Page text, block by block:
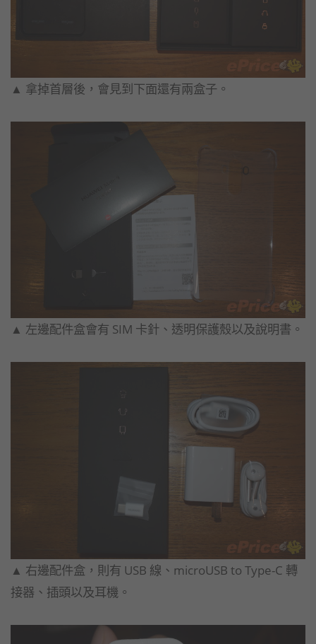
▲ 拿掉首層後，會見到下面還有兩盒子。
▲ 左邊配件盒會有 SIM 卡針、透明保護殼以及說明書。
▲ 右邊配件盒，則有 USB 線、microUSB to Type-C 轉
接器、插頭以及耳機。